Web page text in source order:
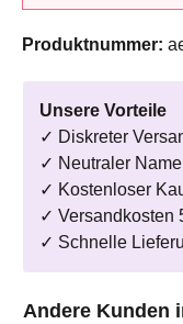
Produktnummer:
Unsere Vorteile
✓ Diskreter
✓ Neutraler
✓ Kostenloser
✓ Versandkosten
✓ Schnelle
Produktgalerie
Andere Kunden